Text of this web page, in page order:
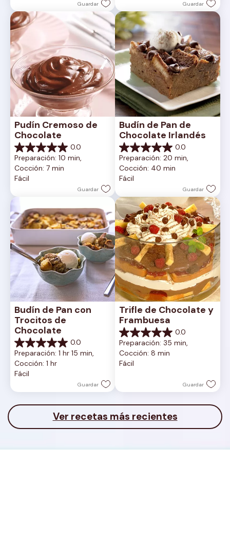
Guardar Guardar
Pudín Cremoso de
Chocolate
0.0
0.0
de
5
estrellas.
Preparación: 10 min,
Cocción: 7 min
Fácil
Guardar
Budín de Pan de
Chocolate Irlandés
0.0
0.0
de
5
estrellas.
Preparación: 20 min,
Cocción: 40 min
Fácil
Guardar
Budín de Pan con
Trocitos de
Chocolate
0.0
0.0
de
5
estrellas.
Preparación: 1 hr 15 min,
Cocción: 1 hr
Fácil
Guardar
Trifle de Chocolate y
Frambuesa
0.0
0.0
de
5
estrellas.
Preparación: 35 min,
Cocción: 8 min
Fácil
Guardar
Ver recetas más recientes